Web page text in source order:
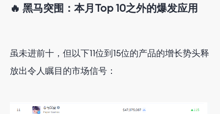
🔥 黑马突围： 本月Top 10之外的爆发应用
虽未进前十，但以下11位到15位的产品的增长势头释
放出令人瞩目的市场信号：